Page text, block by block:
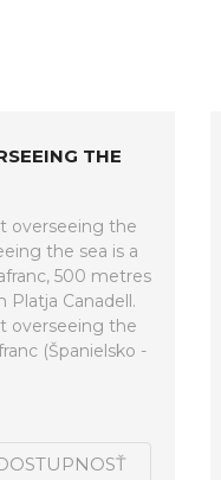
THE
overseeing the
the sea is a
500 metres
Platja Canadell.
overseeing the
(Španielsko -